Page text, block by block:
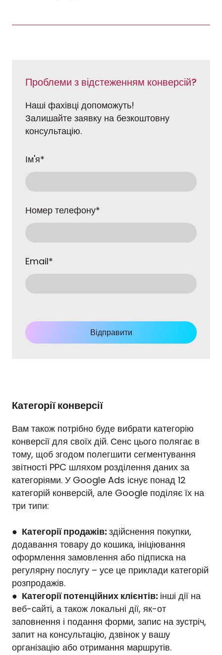
Проблеми з відстеженням конверсій?
Наші фахівці допоможуть!
Залишайте заявку на безкоштовну
консультацію.
Ім'я*
Номер телефону*
Email*
Відправити
Категорії конверсії
Вам також потрібно буде вибрати категорію
конверсії для своїх дій. Сенс цього полягає в
тому, щоб згодом полегшити сегментування
звітності PPC шляхом розділення даних за
категоріями. У Google Ads існує понад 12
категорій конверсій, але Google поділяє їх на
три типи:
● Категорії продажів: здійснення покупки,
додавання товару до кошика, ініціювання
оформлення замовлення або підписка на
регулярну послугу – усе це приклади категорій
розпродажів.
● Категорії потенційних клієнтів: інші дії на
веб-сайті, а також локальні дії, як-от
заповнення і подання форми, запис на зустріч,
запит на консультацію, дзвінок у вашу
організацію або отримання маршрутів.